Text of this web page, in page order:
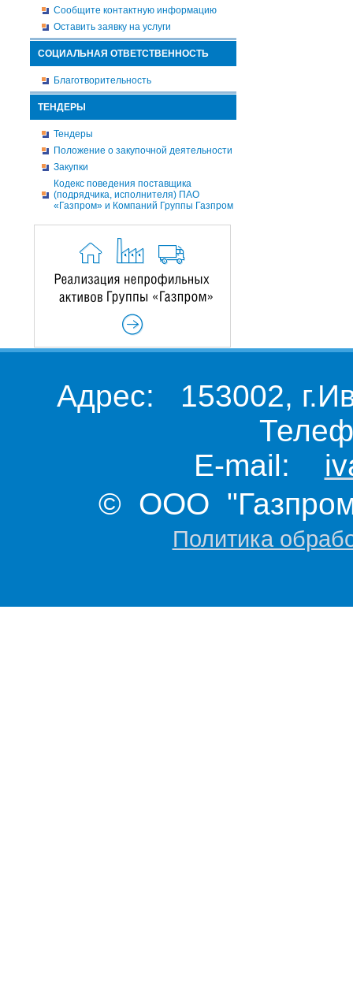
Сообщите контактную информацию
Оставить заявку на услуги
СОЦИАЛЬНАЯ ОТВЕТСТВЕННОСТЬ
Благотворительность
ТЕНДЕРЫ
Тендеры
Положение о закупочной деятельности
Закупки
Кодекс поведения поставщика
(подрядчика, исполнителя) ПАО
«Газпром» и Компаний Группы Газпром
Адрес: 153002,
E-mail:
© ООО "Газпром
Политика